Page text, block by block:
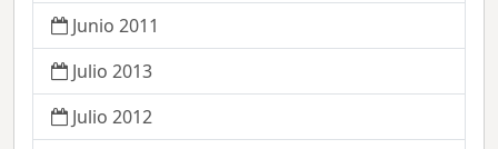
Junio 2011
Julio 2013
Julio 2012